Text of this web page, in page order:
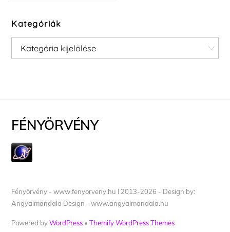
Kategóriák
Kategóriák
FÉNYÖRVÉNY
Fényörvény - www.fenyorveny.hu I 2013-2026 - Design by:
Angyalmandala Design - www.angyalmandala.hu
Powered byWordPress •Themify WordPress Themes